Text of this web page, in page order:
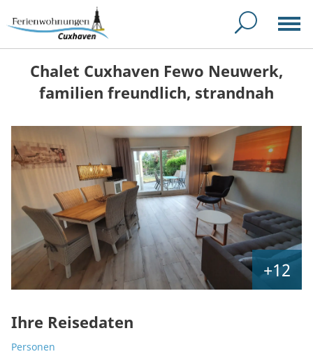
Chalet Cuxhaven Fewo Neuwerk,
familien freundlich, strandnah
+12
Ihre Reisedaten
Personen